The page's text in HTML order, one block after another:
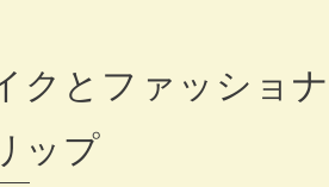
クとファッショ
ップ